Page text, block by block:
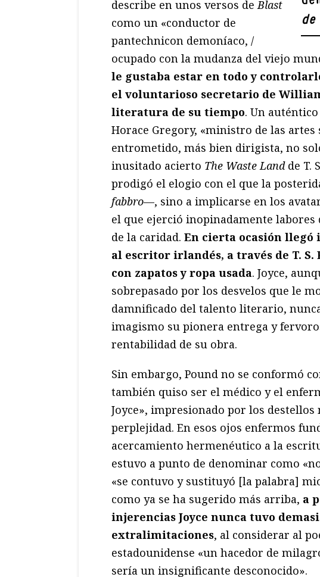
describe en unos versos deBlast
como un «conductor de
pantechnicon demoníaco, /
ocupado con la mudanza del viejo
le gustaba estar en todo y
el voluntarioso secretario de
literatura de su tiempo. Un
Horace Gregory, «ministro de las artes
entrometido, más bien dirigista, no
inusitado acierto The Waste Land de T.
prodigó el elogio con el que la
fabbro—, sino a implicarse en los
el que ejerció inopinadamente
de la caridad. En cierta ocasión
al escritor irlandés, a través de T. S.
con zapatos y ropa usada. Joyce,
sobrepasado por los desvelos que le
damnificado del talento literario,
imagismo su pionera entrega y
rentabilidad de su obra.
Sin embargo, Pound no se conformó
también quiso ser el médico y el
Joyce», impresionado por los
perplejidad. En esos ojos enfermos
acercamiento hermenéutico a la
estuvo a punto de denominar como
«se contuvo y sustituyó [la palabra]
como ya se ha sugerido más arriba, a
injerencias Joyce nunca tuvo
extralimitaciones, al considerar al
estadounidense «un hacedor de
sería un insignificante desconocido».